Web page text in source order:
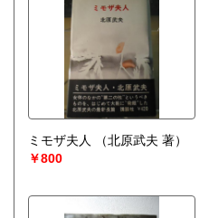
ミモザ夫人
（北原武夫 著）
￥800